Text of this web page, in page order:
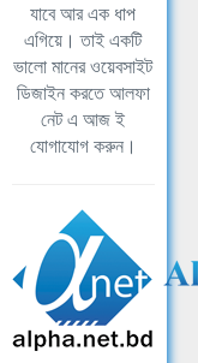
যাবে আর এক ধাপ
এগিয়ে। তাই একটি
ভালো মানের ওয়েবসাইট
ডিজাইন করতে আলফা
নেট এ আজ ই
যোগাযোগ করুন।